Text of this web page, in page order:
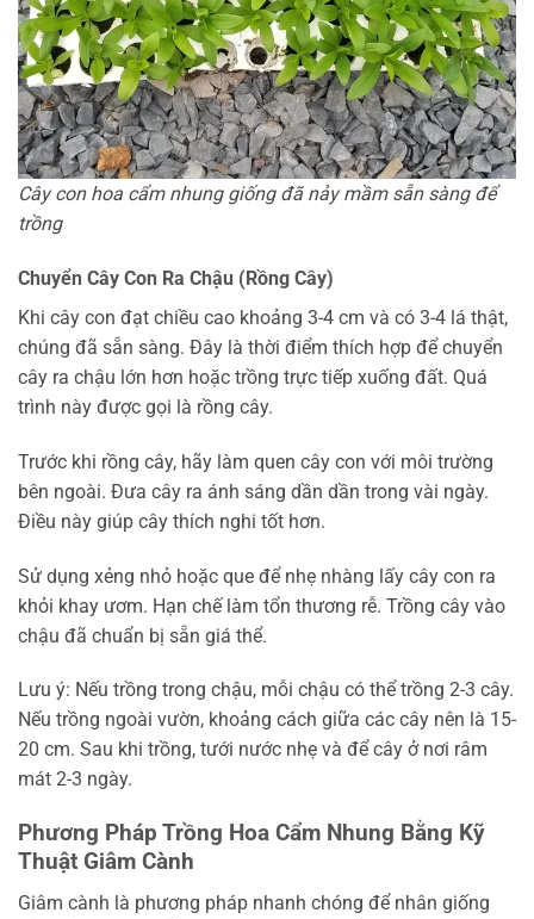
Cây con hoa cẩm nhung giống đã nảy mầm sẵn sàng để
trồng
Chuyển Cây Con Ra Chậu (Rồng Cây)
Khi cây con đạt chiều cao khoảng 3-4 cm và có 3-4 lá thật,
chúng đã sẵn sàng. Đây là thời điểm thích hợp để chuyển
cây ra chậu lớn hơn hoặc trồng trực tiếp xuống đất. Quá
trình này được gọi là rồng cây.
Trước khi rồng cây, hãy làm quen cây con với môi trường
bên ngoài. Đưa cây ra ánh sáng dần dần trong vài ngày.
Điều này giúp cây thích nghi tốt hơn.
Sử dụng xẻng nhỏ hoặc que để nhẹ nhàng lấy cây con ra
khỏi khay ươm. Hạn chế làm tổn thương rễ. Trồng cây vào
chậu đã chuẩn bị sẵn giá thể.
Lưu ý: Nếu trồng trong chậu, mỗi chậu có thể trồng 2-3 cây.
Nếu trồng ngoài vườn, khoảng cách giữa các cây nên là 15-
20 cm. Sau khi trồng, tưới nước nhẹ và để cây ở nơi râm
mát 2-3 ngày.
Phương Pháp Trồng Hoa Cẩm Nhung Bằng Kỹ
Thuật Giâm Cành
Giâm cành là phương pháp nhanh chóng để nhân giống